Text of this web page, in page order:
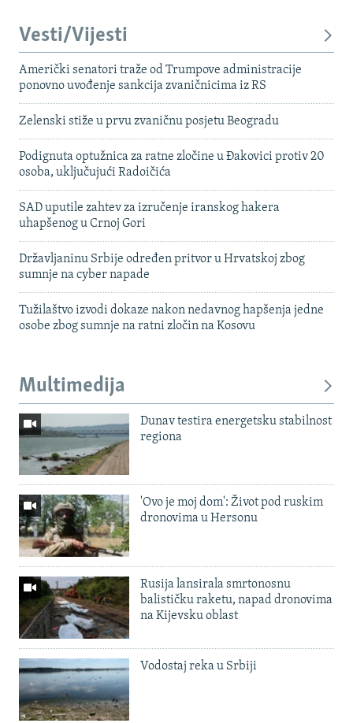
Vesti/Vijesti
Američki senatori traže od Trumpove administracije
ponovno uvođenje sankcija zvaničnicima iz RS
Zelenski stiže u prvu zvaničnu posjetu Beogradu
Podignuta optužnica za ratne zločine u Đakovici protiv 20
osoba, uključujući Radoičića
SAD uputile zahtev za izručenje iranskog hakera
uhapšenog u Crnoj Gori
Državljaninu Srbije određen pritvor u Hrvatskoj zbog
sumnje na cyber napade
Tužilaštvo izvodi dokaze nakon nedavnog hapšenja jedne
osobe zbog sumnje na ratni zločin na Kosovu
Multimedija
Dunav testira energetsku stabilnost
regiona
'Ovo je moj dom': Život pod ruskim
dronovima u Hersonu
Rusija lansirala smrtonosnu
balističku raketu, napad dronovima
na Kijevsku oblast
Vodostaj reka u Srbiji